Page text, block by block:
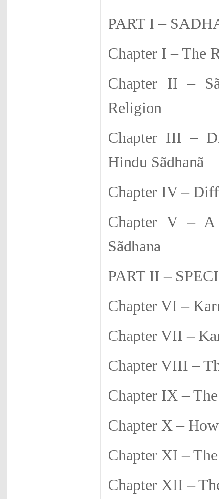
PART I –
Chapter I – The
Chapter II –
Religion
Chapter III –
Hindu Sãdhanã
Chapter IV –
Chapter V –
Sãdhana
PART II –
Chapter VI –
Chapter VII –
Chapter VIII –
Chapter IX –
Chapter X –
Chapter XI –
Chapter XII –